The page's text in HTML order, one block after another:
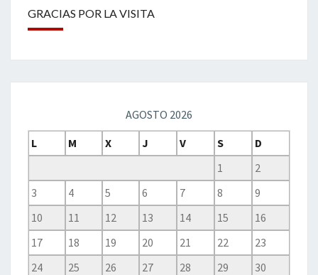
GRACIAS POR LA VISITA
AGOSTO 2026
L
M X J V S
D
1
2
3
4 5 6 7 8
9
10
11 12 13 14 15
16
17
18 19 20 21 22
23
24
25 26 27 28 29
30